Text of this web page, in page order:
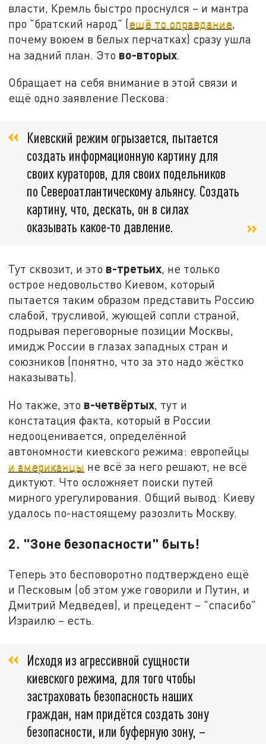
власти, Кремль быстро проснулся – и мантра
про "братский народ" (ещё то оправдание,
почему воюем в белых перчатках) сразу ушла
на задний план. Это во-вторых.
Обращает на себя внимание в этой связи и
ещё одно заявление Пескова:
Киевский режим огрызается, пытается
создать информационную картину для
своих кураторов, для своих подельников
по Североатлантическому альянсу. Создать
картину, что, дескать, он в силах
оказывать какое-то давление.
Тут сквозит, и это в-третьих, не только
острое недовольство Киевом, который
пытается таким образом представить Россию
слабой, трусливой, жующей сопли страной,
подрывая переговорные позиции Москвы,
имидж России в глазах западных стран и
союзников (понятно, что за это надо жёстко
наказывать).
Но также, это в-четвёртых, тут и
констатация факта, который в России
недооценивается, определённой
автономности киевского режима: европейцы
и американцы не всё за него решают, не всё
диктуют. Что осложняет поиски путей
мирного урегулирования. Общий вывод: Киеву
удалось по-настоящему разозлить Москву.
2. "Зоне безопасности" быть!
Теперь это бесповоротно подтверждено ещё
и Песковым (об этом уже говорили и Путин, и
Дмитрий Медведев), и прецедент – "спасибо"
Израилю – есть.
Исходя из агрессивной сущности
киевского режима, для того чтобы
застраховать безопасность наших
граждан, нам придётся создать зону
безопасности, или буферную зону, –